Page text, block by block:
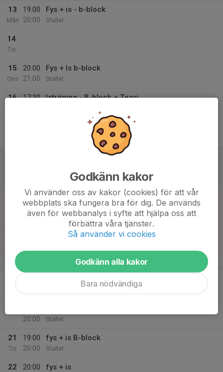
13
Mån
19:00
20:00
Fys + is - b-block
Stallet
14
Tis
15
Ons
20:00
21:00
Fys + Is b-block
Stallet
16
17:30
Isträning - B-block + Teori
Match mot Västerås IK Ungdom
Månskensrinken
11:00
13:00
Match mot Motala AIF HK
U13P ÖG
Stallet Norrköping
Seket - Motala
v.43
Kiosken team13
20:00
Stallet
21
Tis
19:00
20:00
fys + is B-block
Stallet
22
20:00
fys + is
Godkänn kakor
Vi använder oss av kakor (cookies) för att vår
webbplats ska fungera bra för dig. De används
även för webbanalys i syfte att hjälpa oss att
förbättra våra tjänster.
Så använder vi cookies
Godkänn alla kakor
Bara nödvändiga